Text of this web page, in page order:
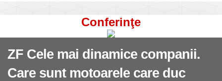
Conferinţe
ZF Cele mai dinamice companii.
Care sunt motoarele care duc